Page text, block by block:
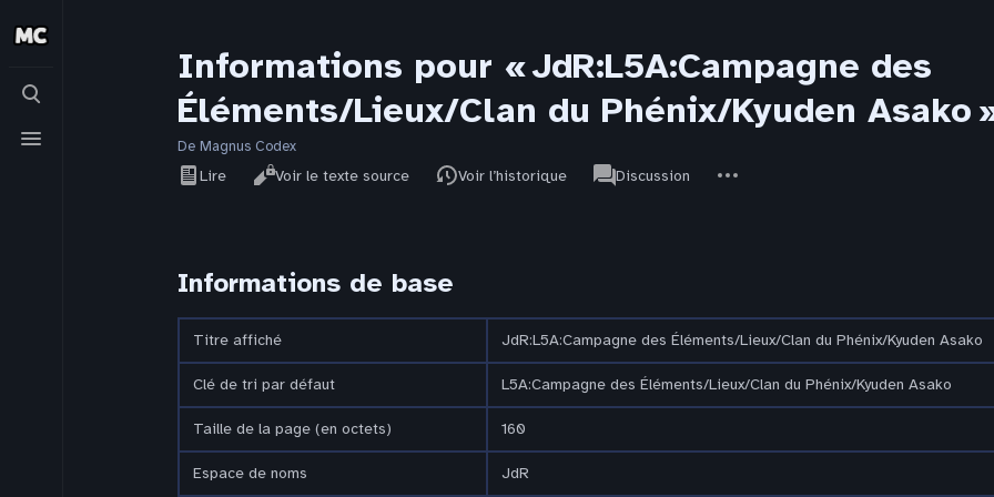
Basculer
recherche
Basculer
le
Informations pour « JdR:L5A:Campagne des
Éléments/Lieux/Clan du Phénix/Kyuden Asako
De Magnus Codex
Affichages
Lire Voir le texte source Voir l’historique
associated-
pages
JdRDiscussion
actions
Informations de base
Titre affiché JdR:L5A:Campagne des Éléments/Lieux/Clan du Phénix/Kyuden Asako
Clé de tri par défaut L5A:Campagne des Éléments/Lieux/Clan du Phénix/Kyuden Asako
Taille de la page (en octets) 160
Espace de noms JdR